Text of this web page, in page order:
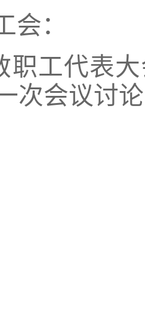
会：
代表大
次会议讨